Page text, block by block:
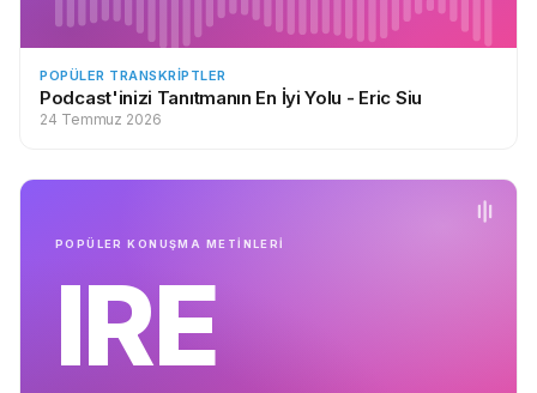
POPÜLER TRANSKRIPTLER
Podcast'inizi Tanıtmanın En İyi Yolu - Eric Siu
24 Temmuz 2026
POPÜLER KONUŞMA METİNLERİ
IRE